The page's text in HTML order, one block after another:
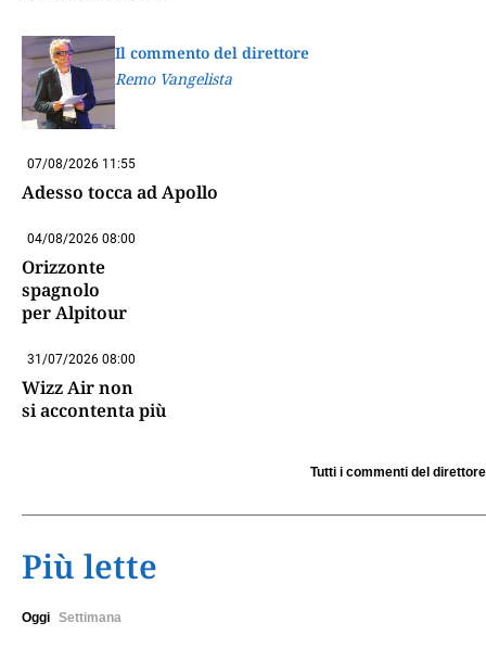
Il commento del direttore
Remo Vangelista
07/08/2026 11:55
Adesso tocca ad Apollo
04/08/2026 08:00
Orizzonte
spagnolo
per Alpitour
31/07/2026 08:00
Wizz Air non
si accontenta più
Tutti i commenti del direttore
Più lette
Oggi Settimana